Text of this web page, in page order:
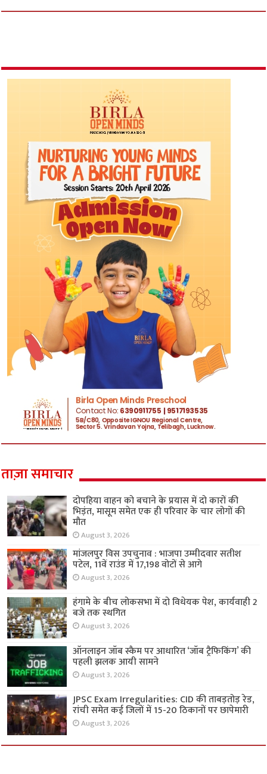
ताज़ा समाचार
दोपहिया वाहन को बचाने के प्रयास में दो कारों की
भिड़ंत, मासूम समेत एक ही परिवार के चार लोगों की
मौत
August 3, 2026
मांजलपुर विस उपचुनाव : भाजपा उम्मीदवार सतीश
पटेल, 11वें राउंड में 17,198 वोटों से आगे
August 3, 2026
हंगामे के बीच लोकसभा में दो विधेयक पेश, कार्यवाही 2
बजे तक स्थगित
August 3, 2026
ऑनलाइन जॉब स्कैम पर आधारित ‘जॉब ट्रैफिकिंग’ की
पहली झलक आयी सामने
August 3, 2026
JPSC Exam Irregularities: CID की ताबड़तोड़ रेड,
रांची समेत कई जिलों में 15-20 ठिकानों पर छापेमारी
August 3, 2026